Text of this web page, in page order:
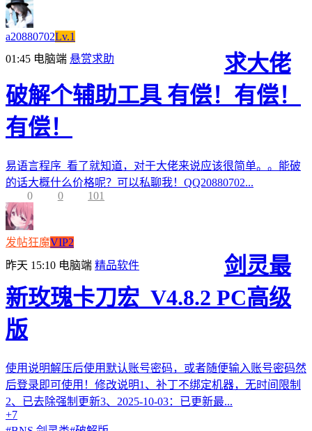
a20880702Lv.1
01:45 电脑端 悬赏求助
求大佬
破解个辅助工具 有偿！有偿！
有偿！
易语言程序 看了就知道，对于大佬来说应该很简单。。能破
的话大概什么价格呢？可以私聊我！QQ20880702...
0
0 101
发帖狂魔VIP2
昨天 15:10 电脑端 精品软件
剑灵最
新玫瑰卡刀宏_V4.8.2 PC高级
版
使用说明解压后使用默认账号密码，或者随便输入账号密码然
后登录即可使用！修改说明1、补丁不绑定机器，无时间限制
2、已去除强制更新3、2025-10-03：已更新最...
+7